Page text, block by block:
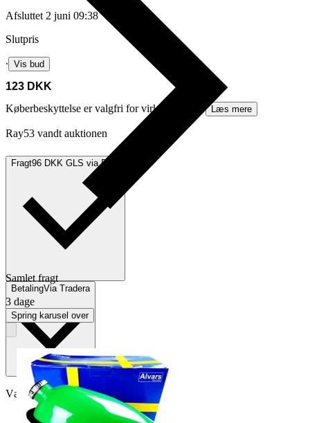
Afsluttet 2 juni 09:38
Slutpris
∙ Vis bud
123 DKK
Køberbeskyttelse er valgfri for virksomheder.
Læs mere
Ray53 vandt auktionen
Fragt96 DKK GLS via DSV
BetalingVia Tradera
Vælg køberbeskyttelse
Samlet fragt
3 dage
Spring karusel over